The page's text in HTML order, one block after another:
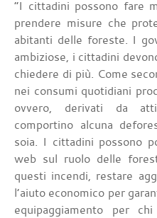
“I cittadini possono fare
prendere misure che
abitanti delle foreste. I
ambiziose, i cittadini
chiedere di più. Come
nei consumi quotidiani
ovvero, derivati da
comportino alcuna
soia. I cittadini possono
web sul ruolo delle
questi incendi, restare
l’aiuto economico per
equipaggiamento per